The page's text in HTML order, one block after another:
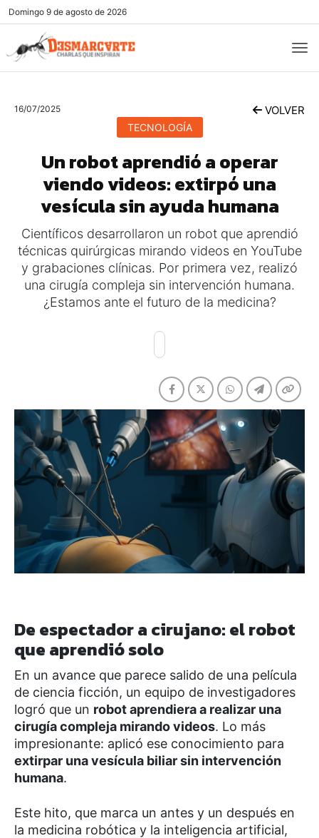
Domingo 9 de agosto de 2026
16/07/2025 VOLVER
TECNOLOGÍA
Un robot aprendió a operar
viendo videos: extirpó una
vesícula sin ayuda humana
Científicos desarrollaron un robot que aprendió
técnicas quirúrgicas mirando videos en YouTube
y grabaciones clínicas. Por primera vez, realizó
una cirugía compleja sin intervención humana.
¿Estamos ante el futuro de la medicina?
De espectador a cirujano: el robot
que aprendió solo
En un avance que parece salido de una película
de ciencia ficción, un equipo de investigadores
logró que un robot aprendiera a realizar una
cirugía compleja mirando videos. Lo más
impresionante: aplicó ese conocimiento para
extirpar una vesícula biliar sin intervención
humana.
Este hito, que marca un antes y un después en
la medicina robótica y la inteligencia artificial,